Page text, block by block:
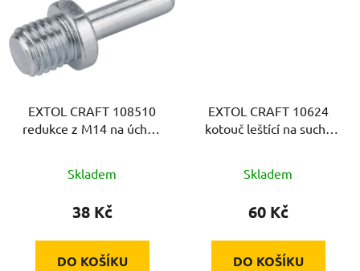
EXTOL CRAFT 108510
redukce z M14 na úchyt,
Skladem
38 Kč
DO KOŠÍKU
EXTOL CRAFT 10624
kotouč leštící na suchý
Skladem
60 Kč
DO KOŠÍKU